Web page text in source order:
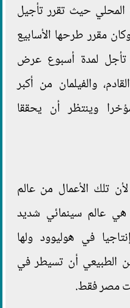
المحلي حيث تقرر تأجيل
مقرر طرحها الأسابيع
تأجل لمدة أسبوع عرض
والفيلمان من أكبر
وينتظر أن يحققا
تلك الأعمال من عالم
هي عالم سينمائي شديد
في هوليوود ولها
الطبيعي أن تسيطر في
مصر فقط.